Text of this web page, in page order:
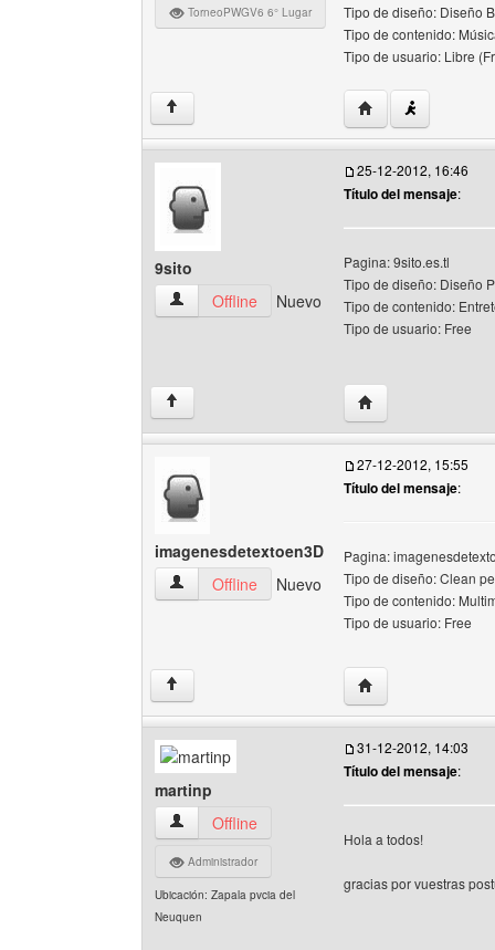
TorneoPWGV6 6° Lugar
Tipo de diseño: Diseño
Tipo de contenido:
Tipo de usuario: Libre
↑ Visitar sitio web
9sito
9sito Ver perfil del usuario
Offline Nuevo
25-12-2012, 16:46
Título del mensaje:
Pagina: 9sito.es.tl
Tipo de diseño: Diseño
Tipo de contenido:
Tipo de usuario: Free
↑ Visitar sitio web
imagenesdetextoen3D
imagenesdetextoen3D Ver perfil del usuario
Offline Nuevo
27-12-2012, 15:55
Título del mensaje:
Pagina:
Tipo de diseño: Clean
Tipo de contenido:
Tipo de usuario: Free
↑ Visitar sitio web
martinp
martinp Ver perfil del usuario
Offline
Administrador
Ubicación: Zapala pvcia del
Neuquen
31-12-2012, 14:03
Título del mensaje:
Hola a todos!
gracias por vuestras